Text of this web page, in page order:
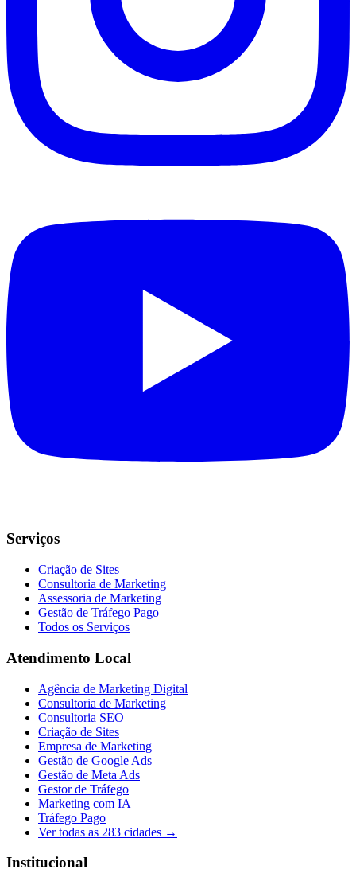
Serviços
Criação de Sites
Consultoria de Marketing
Assessoria de Marketing
Gestão de Tráfego Pago
Todos os Serviços
Atendimento Local
Agência de Marketing Digital
Consultoria de Marketing
Consultoria SEO
Criação de Sites
Empresa de Marketing
Gestão de Google Ads
Gestão de Meta Ads
Gestor de Tráfego
Marketing com IA
Tráfego Pago
Ver todas as 283 cidades →
Institucional